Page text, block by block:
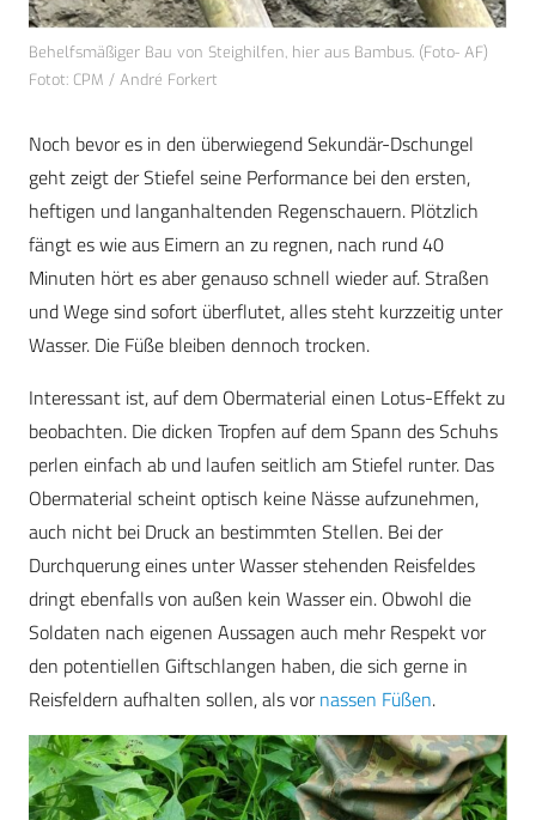
Behelfsmäßiger Bau von Steighilfen, hier aus Bambus. (Foto- AF)
Fotot: CPM / André Forkert
Noch bevor es in den überwiegend Sekundär-Dschungel
geht zeigt der Stiefel seine Performance bei den ersten,
heftigen und langanhaltenden Regenschauern. Plötzlich
fängt es wie aus Eimern an zu regnen, nach rund 40
Minuten hört es aber genauso schnell wieder auf. Straßen
und Wege sind sofort überflutet, alles steht kurzzeitig unter
Wasser. Die Füße bleiben dennoch trocken.
Interessant ist, auf dem Obermaterial einen Lotus-Effekt zu
beobachten. Die dicken Tropfen auf dem Spann des Schuhs
perlen einfach ab und laufen seitlich am Stiefel runter. Das
Obermaterial scheint optisch keine Nässe aufzunehmen,
auch nicht bei Druck an bestimmten Stellen. Bei der
Durchquerung eines unter Wasser stehenden Reisfeldes
dringt ebenfalls von außen kein Wasser ein. Obwohl die
Soldaten nach eigenen Aussagen auch mehr Respekt vor
den potentiellen Giftschlangen haben, die sich gerne in
Reisfeldern aufhalten sollen, als vornassen Füßen.